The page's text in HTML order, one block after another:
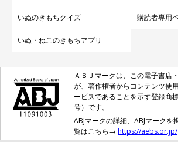
いぬのきもちクイズ 購読者専用
いぬ・ねこのきもちアプリ
ＡＢＪマークは、この電子書店
が、著作権者からコンテンツ使
ービスであることを示す登録商
号）です。
ABJマークの詳細、ABJマーク
覧はこちら→ https://aebs.or.jp/